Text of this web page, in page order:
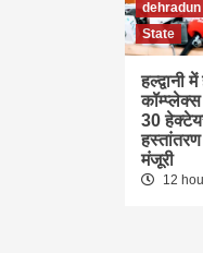
dehradun
State
हल्द्वानी में
30
मंजूरी
12